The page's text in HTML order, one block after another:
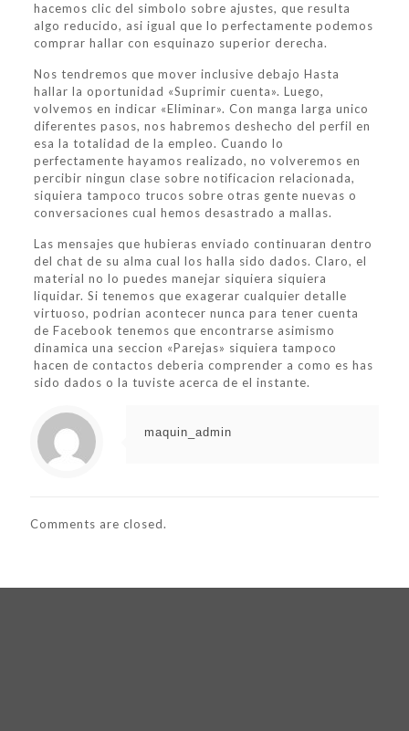
hacemos clic del simbolo sobre ajustes, que resulta
algo reducido, asi­ igual que lo perfectamente podemos
comprar hallar con esquinazo superior derecha.
Nos tendremos que mover inclusive debajo Hasta
hallar la oportunidad «Suprimir cuenta». Luego,
volvemos en indicar «Eliminar». Con manga larga unico
diferentes pasos, nos habremos deshecho del perfil en
esa la totalidad de la empleo. Cuando lo
perfectamente hayamos realizado, no volveremos en
percibir ningun clase sobre notificacion relacionada,
siquiera tampoco trucos sobre otras gente nuevas o
conversaciones cual hemos desastrado a mallas.
Las mensajes que hubieras enviado continuaran dentro
del chat de su alma cual los halla sido dados. Claro, el
material no lo puedes manejar siquiera siquiera
liquidar. Si tenemos que exagerar cualquier detalle
virtuoso, podri­an acontecer nunca para tener cuenta
de Facebook tenemos que encontrarse asimismo
dinamica una seccion «Parejas» siquiera tampoco
hacen de contactos deberi­a comprender a como es has
sido dados o la tuviste acerca de el instante.
maquin_admin
Comments are closed.